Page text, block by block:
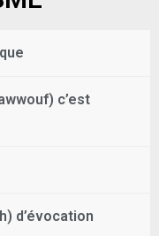
c’est
d’évocation